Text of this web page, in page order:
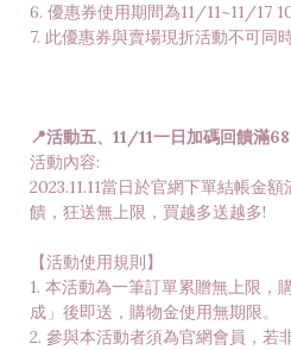
6. 優惠券使用期間為11/11~11/17
7. 此優惠券與賣場現折活動不可同時
📍活動五、11/11一日加碼回饋滿
活動內容:
2023.11.11當日於官網下單結帳金
饋，狂送無上限，買越多送越多!
【活動使用規則】
1. 本活動為一筆訂單累贈無上限，
成」後即送，購物金使用無期限。
2. 參與本活動者須為官網會員，若